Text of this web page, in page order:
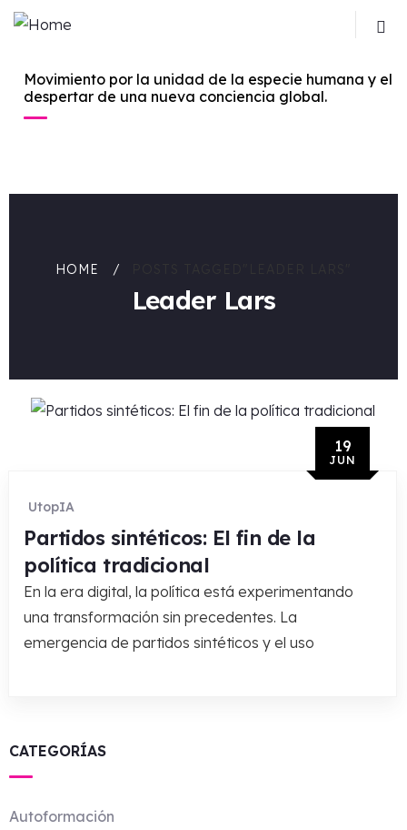
Movimiento por la unidad de la especie humana y el
despertar de una nueva conciencia global.
HOME
Leader Lars
19
JUN
UtopIA
Partidos sintéticos: El fin de la
política tradicional
En la era digital, la política está experimentando
una transformación sin precedentes. La
emergencia de partidos sintéticos y el uso
CATEGORÍAS
Autoformación